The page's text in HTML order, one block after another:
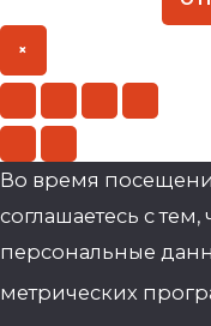
×
Во время
соглашаетесь с
персональные
метрических